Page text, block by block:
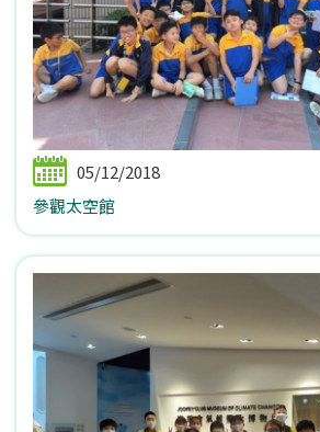
05/12/2018
參觀太空館